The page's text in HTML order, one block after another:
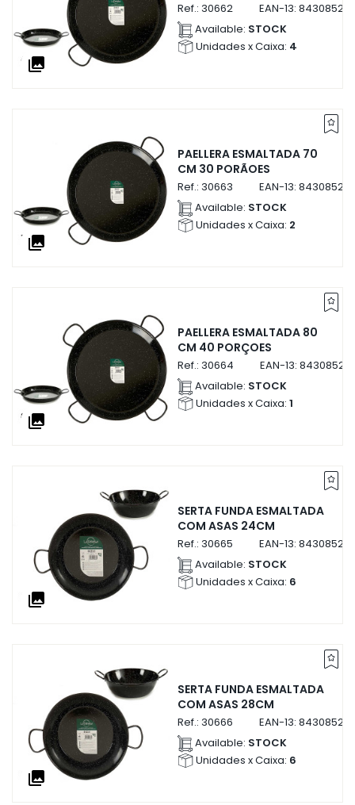
collections
Ref.: 30662 EAN-13:
Available: STOCK
Unidades x Caixa: 4
collections
PAELLERA ESMALTADA 70
CM 30 PORÃOES
Ref.: 30663 EAN-13:
Available: STOCK
Unidades x Caixa: 2
collections
PAELLERA ESMALTADA 80
CM 40 PORÇOES
Ref.: 30664 EAN-13:
Available: STOCK
Unidades x Caixa: 1
collections
SERTA FUNDA ESMALTADA
COM ASAS 24CM
Ref.: 30665 EAN-13:
Available: STOCK
Unidades x Caixa: 6
collections
SERTA FUNDA ESMALTADA
COM ASAS 28CM
Ref.: 30666 EAN-13:
Available: STOCK
Unidades x Caixa: 6